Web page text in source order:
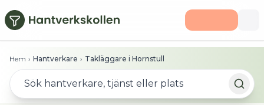
Hoppa till huvudinnehåll
Hem › Hantverkare › Takläggare i Hornstull